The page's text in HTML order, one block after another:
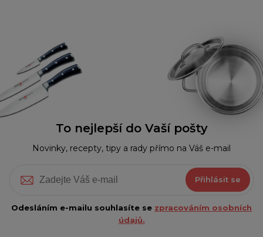
To nejlepší do Vaší pošty
Novinky, recepty, tipy a rady přímo na Váš e-mail
Přihlásit se
Odesláním e-mailu souhlasíte se zpracováním osobních
údajů.